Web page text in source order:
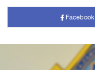
Facebook